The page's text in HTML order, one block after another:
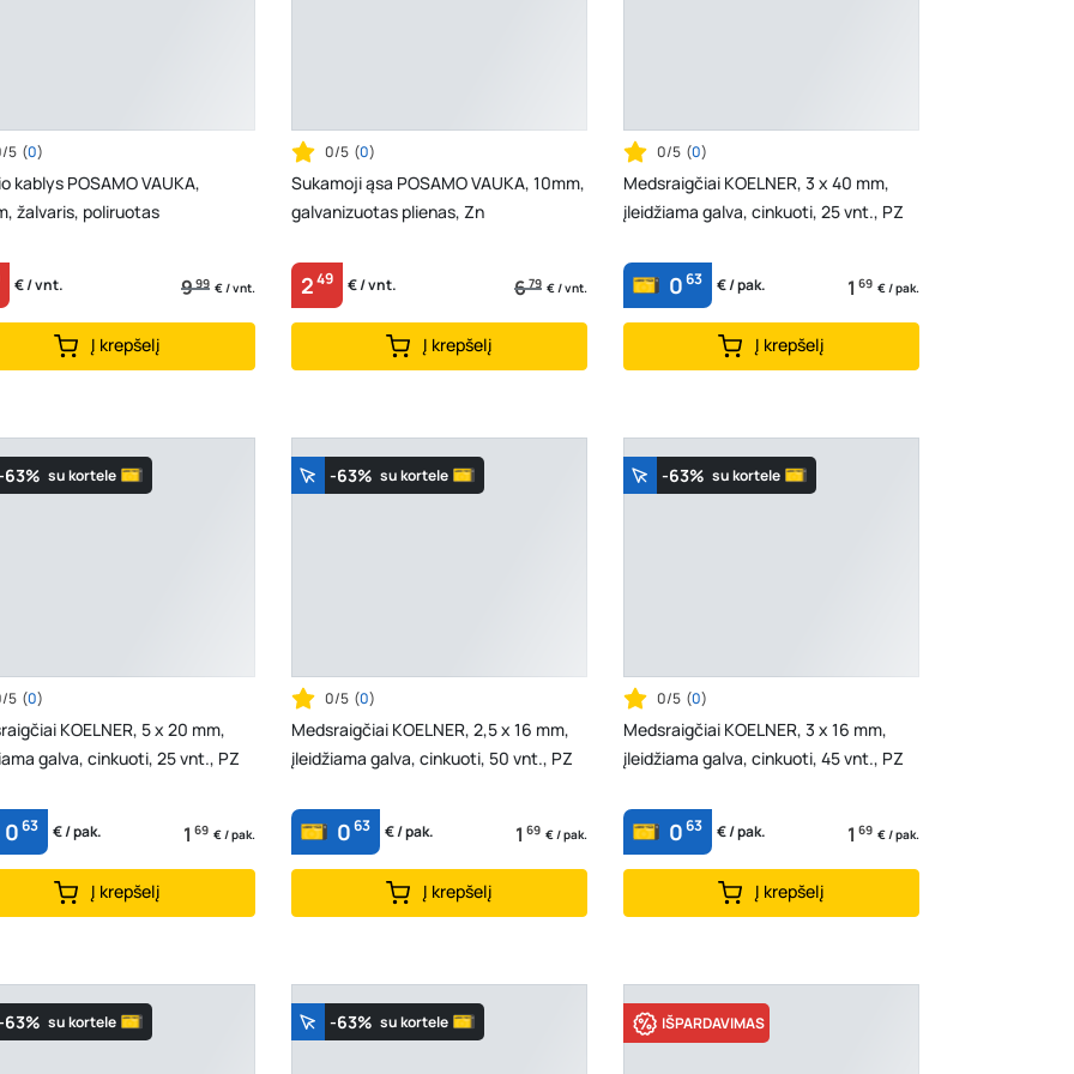
5 (0)
kablys POSAMO VAUKA,
žalvaris, poliruotas
€ / vnt. 999 € / vnt.
Į krepšelį
0/5 (0)
Sukamoji ąsa POSAMO VAUKA, 10mm,
galvanizuotas plienas, Zn
249 € / vnt. 679 € / vnt.
Į krepšelį
0/5 (0)
Medsraigčiai KOELNER, 3 x 40 mm,
įleidžiama galva, cinkuoti, 25 vnt., PZ
063 € / pak. 1 69 € / pak.
Į krepšelį
63% su kortele
5 (0)
KOELNER, 5 x 20 mm,
galva, cinkuoti, 25 vnt., PZ
063 € / pak. 1 69 € / pak.
Į krepšelį
-63% su kortele
0/5 (0)
Medsraigčiai KOELNER, 2,5 x 16 mm,
įleidžiama galva, cinkuoti, 50 vnt., PZ
063 € / pak. 1 69 € / pak.
Į krepšelį
-63% su kortele
0/5 (0)
Medsraigčiai KOELNER, 3 x 16 mm,
įleidžiama galva, cinkuoti, 45 vnt., PZ
063 € / pak. 1 69 € / pak.
Į krepšelį
63% su kortele -63% su kortele IŠPARDAVIMAS